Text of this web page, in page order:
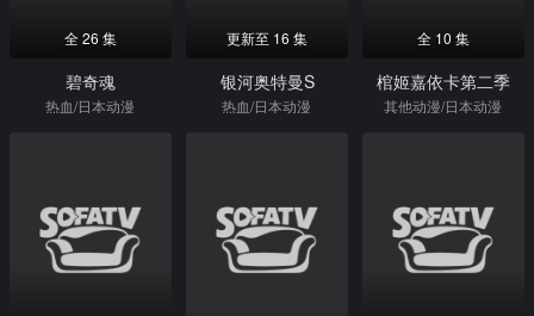
全 26 集
碧奇魂
热血/日本动漫
更新至 16 集
银河奥特曼S
热血/日本动漫
全 10 集
棺姬嘉依卡第二季
其他动漫/日本动漫